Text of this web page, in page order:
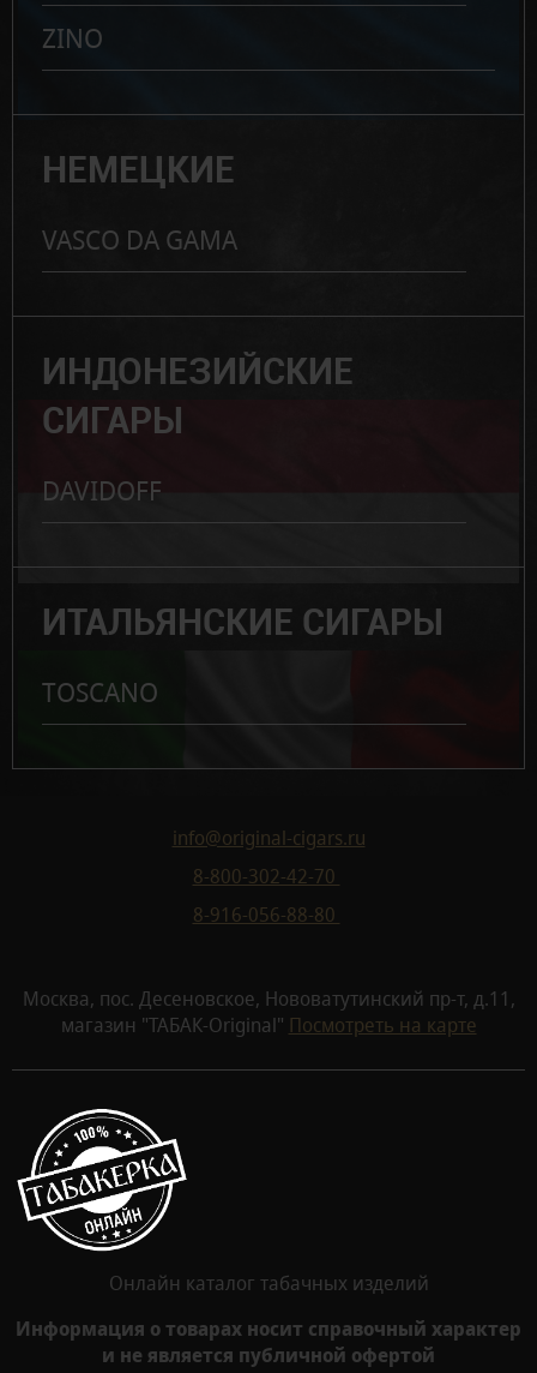
ZINO
НЕМЕЦКИЕ
VASCO DA GAMA
ИНДОНЕЗИЙСКИЕ
СИГАРЫ
DAVIDOFF
ИТАЛЬЯНСКИЕ СИГАРЫ
TOSCANO
info@original-cigars.ru
8-800-302-42-70
8-916-056-88-80
Москва, пос. Десеновское, Нововатутинский пр-т, д.11,
магазин "ТАБАК-Original" Посмотреть на карте
Онлайн каталог табачных изделий
Информация о товарах носит справочный характер
и не является публичной офертой